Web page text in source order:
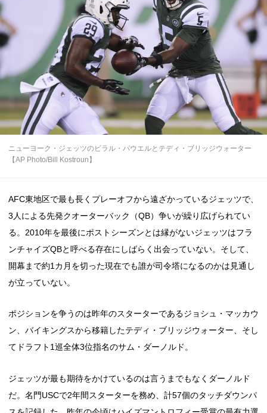
ニューヨーク・ジェッツのビラル・パウエルとテディ・ブリッジウォーター
【AP Photo/Bill Kostroun】
AFC東地区で最も長くプレーオフから遠ざかっているジェッツで、
3人による先発クオーターバック（QB）争いが繰り広げられてい
る。2010年を最後にポストシーズンとは縁がないジェッツはフラ
ンチャイズQBと呼べる存在にしばらく出会っていない。そして、
開幕まで約1カ月を切った現在でも誰が司令塔になるのかは見通し
が立っていない。
ポジションを争うのは昨年のスターターであるジョシュ・マッカウ
ン、バイキングスから移籍したテディ・ブリッジウォーター、そし
てドラフト1巡全体3位指名のサム・ダーノルド。
ジェッツが最も期待をかけているのは言うまでもなくダーノルド
だ。名門USCで2年間スターターを務め、計57個のタッチダウンパ